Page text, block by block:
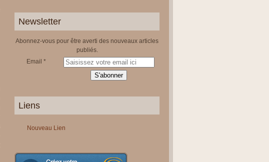
Newsletter
Abonnez-vous pour être averti des nouveaux articles
publiés.
Email
Liens
Nouveau Lien